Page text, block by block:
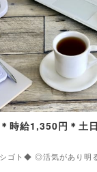
時給1,350円＊土
ゴト◆ ◎活気があり明